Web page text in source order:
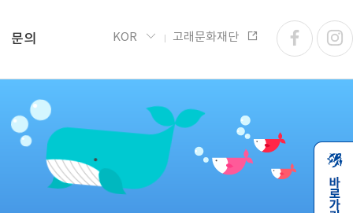
문의 KOR 고래문화재단